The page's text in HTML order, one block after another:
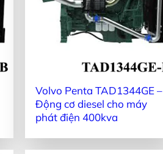
Volvo Penta TAD1344GE –
Động cơ diesel cho máy
phát điện 400kva